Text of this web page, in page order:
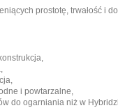
prostotę, trwałość i
i powtarzalne,
do ogarniania niż w